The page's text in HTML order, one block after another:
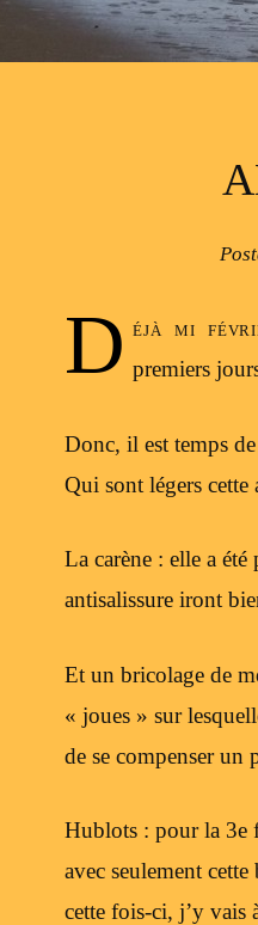
D éjà mi
premiers
Donc, il est temps
Qui sont légers cette
La carène : elle a été
antisalissure iront
Et un bricolage de
« joues » sur
de se compenser un
Hublots : pour la 3e
avec seulement
cette fois-ci, j’y